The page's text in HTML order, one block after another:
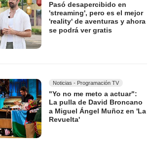
Pasó desapercibido en
'streaming', pero es el mejor
'reality' de aventuras y ahora
se podrá ver gratis
Noticias - Programación TV
"Yo no me meto a actuar":
La pulla de David Broncano
a Miguel Ángel Muñoz en 'La
Revuelta'